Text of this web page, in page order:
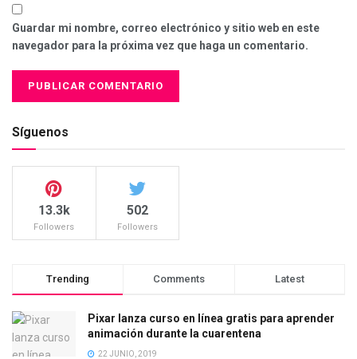
Guardar mi nombre, correo electrónico y sitio web en este
navegador para la próxima vez que haga un comentario.
Síguenos
13.3k
Followers
502
Followers
Trending Comments Latest
Pixar lanza curso en línea gratis para aprender
animación durante la cuarentena
22 JUNIO, 2019